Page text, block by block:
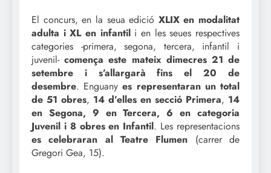
El concurs, en la seua edició XLIX en modalitat
adulta i XL en infantili en les seues respectives
categories -primera, segona, tercera, infantil i
juvenil-comença este mateix dimecres 21 de
setembre i s’allargarà fins el 20 de
desembre. Enguanyes representaran un total
de 51 obres, 14 d’elles en secció Primera, 14
en Segona, 9 en Tercera, 6 en categoria
Juvenil i 8 obres en Infantil. Les representacions
es celebraran al Teatre Flumen (carrer de
Gregori Gea, 15).